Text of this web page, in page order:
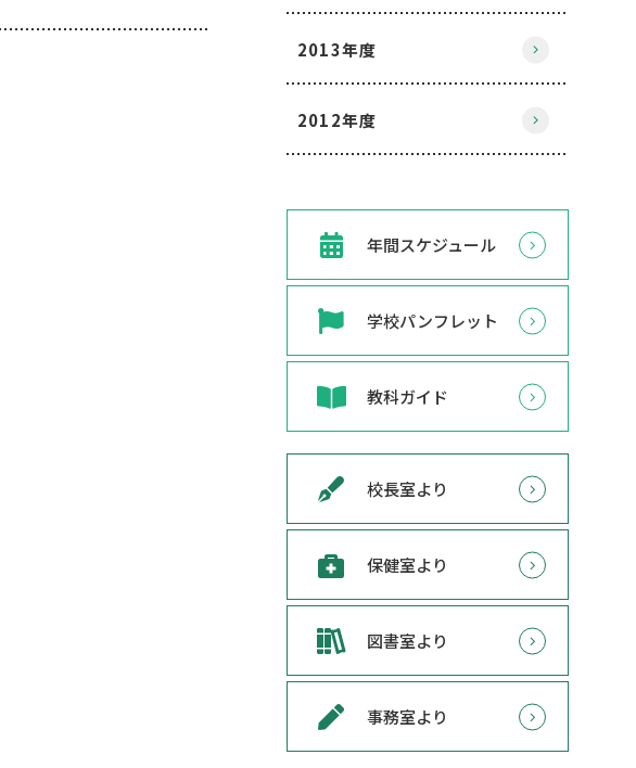
2013年度
2012年度
年間スケジュール
学校パンフレット
教科ガイド
校長室より
保健室より
図書室より
事務室より